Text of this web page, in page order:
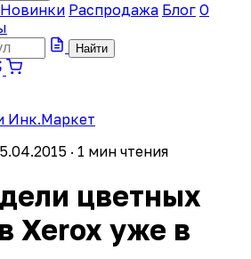
Новинки Распродажа Блог О
Найти
Инк.Маркет
· 1 мин чтения
цветных
Xerox уже в